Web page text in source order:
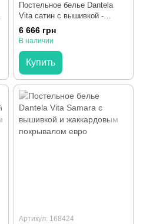
Постельное белье Dantela
Vita сатин с вышивкой -
Victoria серый евро
6 666 грн
В наличии
Купить
Артикул: 168424